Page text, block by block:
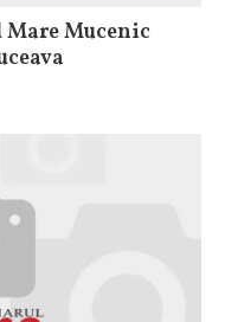
Mucenic